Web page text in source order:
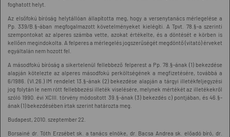
foghatott helyt.
Az elsőfokú bíróság helytállóan állapította meg, hogy a versenytanács mérlegelése a
Pp. 339/B.§-ában megfogalmazott követelményeket kielégíti. A Tpvt. 78.§-a szerinti
szempontokat az alperes számba vette, azokat értékelte, és a döntését e körben is
kellően megindokolta. A felperes a mérlegelés jogszerűségét megdöntő (vitató) érveket
egyáltalán nem hozott fel.
A másodfokú bíróság a sikertelenül fellebbező felperest a Pp. 78.§-ának (1) bekezdése
alapján kötelezte az alperes másodfokú perköltségének a megfizetésére, továbbá a
6/1986. (VI.26.) IM rendelet 13.§-ának (2) bekezdése alapján a tárgyi illetékfeljegyzési
jog folytán le nem rótt fellebbezési illeték viselésére, melynek mértékét az illetékekről
szóló 1990. évi XCIII. törvény módosított 39.§-ának (3) bekezdés c) pontjában, és 46.§-
ának (1) bekezdésében írtak szerint határozta meg.
Budapest, 2010. szeptember 22.
Borsainé dr. Tóth Erzsébet sk. a tanács elnöke, dr. Bacsa Andrea sk. előadó bíró, dr.